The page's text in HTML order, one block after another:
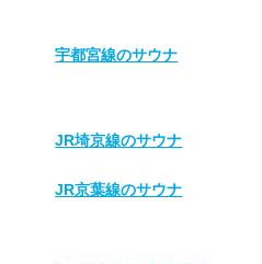
宇都宮線のサウナ
JR埼京線のサウナ
JR京葉線のサウナ